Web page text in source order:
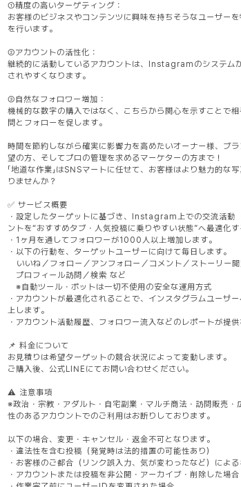
①精度の高いターゲティング：
お客様のビジネスやコンテンツに興味を持ちそうなユーザー
を行います。
②アカウントの活性化：
継続的に活動しているアカウントは、Instagramのシステムか
されやすくなります。
③自然なフォロワー増加：
機械的な数字の購入ではなく、こちらから関心を示すことで
問とフォローを促します。
時間を節約しながら確実に影響力を高めたいオーナー様、ブ
望の方、そしてプロの管理を求めるマーケターの方まで！
「地道な作業」はSNSマートに任せて、お客様はより魅力的な
りませんか？
✅ サービス概要
・設定したターゲットに基づき、Instagram上での交流活動
ントを“おすすめタブ・人気投稿に乗りやすい状態”へ最適化す
・1ヶ月を通してフォロワーが1000人以上増加します。
・以下の行動を、ターゲットユーザーに向けて毎日します。
いいね／フォロー／アンフォロー／コメント／ストーリー
プロフィール訪問／検索 など
※自動ツール・ボットは一切不使用の安全な運用方式
・アカウントが最適化されることで、インスタグラムユーザ
上します。
・アカウント活動履歴、フォロワー流入などのレポートが提供
📌 料金について
お見積りは希望ターゲットの競合状況によって変動します。
ご購入後、公式LINEにてお問い合わせください。
⚠️ 注意事項
※政治・宗教・アダルト・自宅副業・マルチ商法・訪問販売
性のあるアカウントでのご利用はお断りしております。
以下の場合、変更・キャンセル・返金不可となります。
・違法性を含む投稿（発覚時は法的措置の可能性あり）
・お客様のご都合（リンク誤入力、気が変わったなど）によ
・アカウントまたは投稿を非公開・アーカイブ・削除した場合